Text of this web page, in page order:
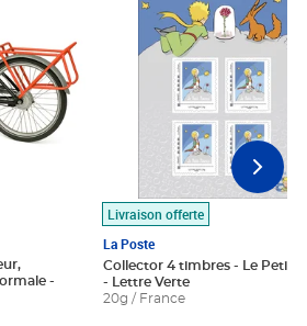
Livraison offerte
La Poste
Collector 4 timbres - Le Petit
- Lettre Verte
20g / France